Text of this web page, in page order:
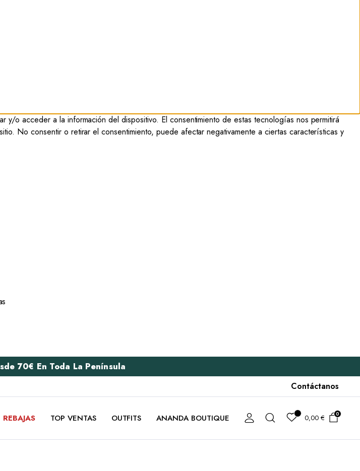
o acceder a la información del dispositivo. El consentimiento de estas tecnologías nos permitirá
No consentir o retirar el consentimiento, puede afectar negativamente a ciertas características y
70€ En Toda La Península
Contáctanos
REBAJAS TOP VENTAS OUTFITS ANANDA BOUTIQUE 0,00€ 0